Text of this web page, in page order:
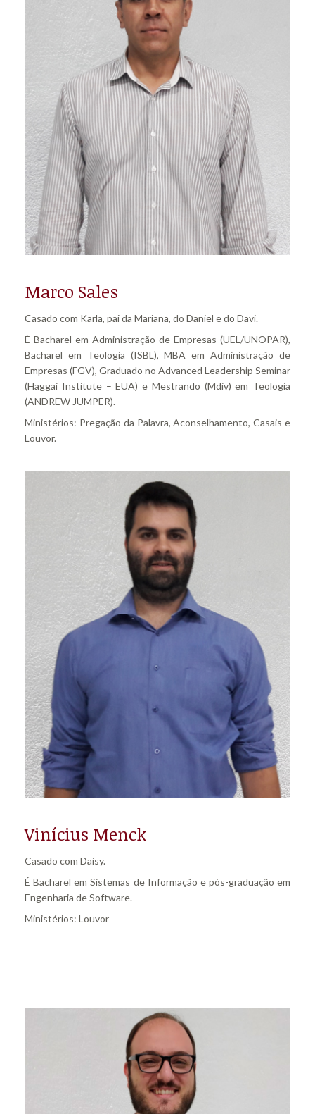
Marco Sales
Casado com Karla, pai da Mariana, do Daniel e do Davi.
É Bacharel em Administração de Empresas (UEL/UNOPAR),
Bacharel em Teologia (ISBL), MBA em Administração de
Empresas (FGV), Graduado no Advanced Leadership Seminar
(Haggai Institute – EUA) e Mestrando (Mdiv) em Teologia
(ANDREW JUMPER).
Ministérios: Pregação da Palavra, Aconselhamento, Casais e
Louvor.
Vinícius Menck
Casado com Daisy.
É Bacharel em Sistemas de Informação e pós-graduação em
Engenharia de Software.
Ministérios: Louvor